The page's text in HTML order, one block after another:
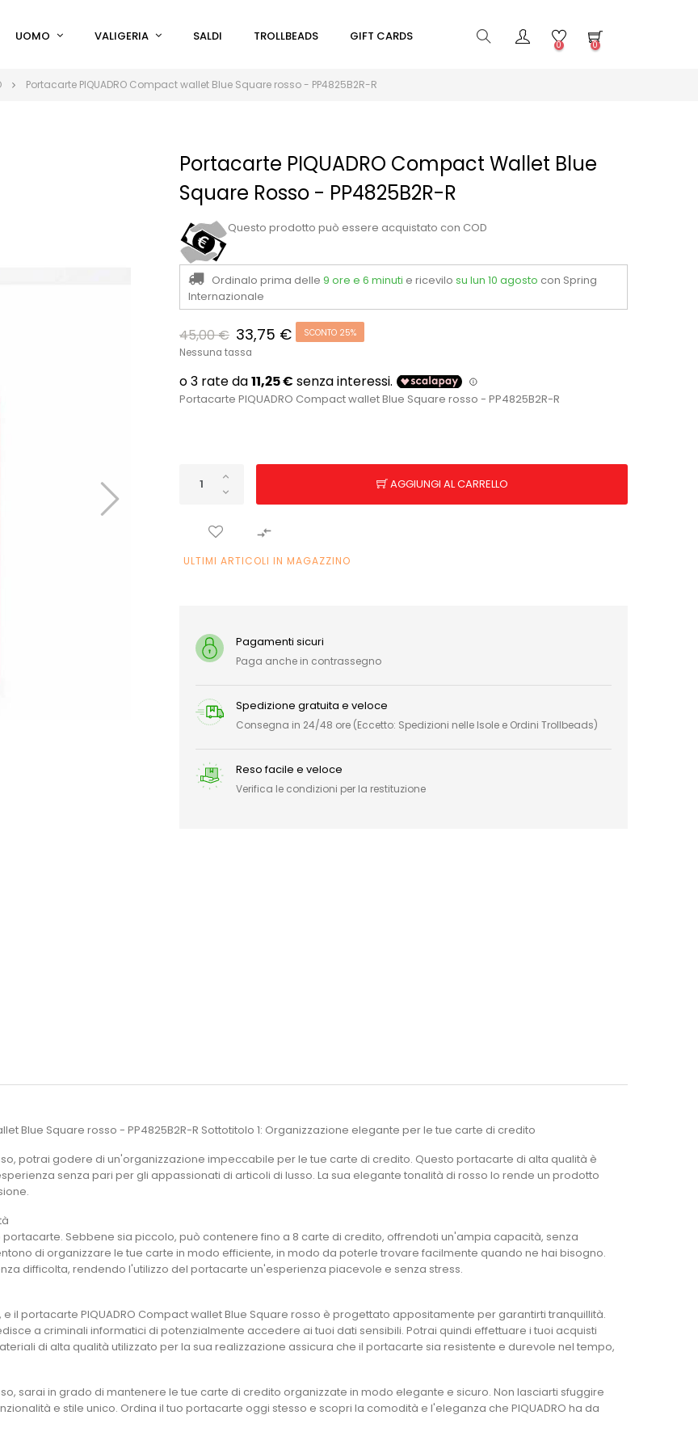
UOMO VALIGERIA SALDI TROLLBEADS GIFT CARDS
0 0
Portacarte PIQUADRO Compact wallet Blue Square rosso - PP4825B2R-R
Portacarte PIQUADRO Compact Wallet Blue
Square Rosso - PP4825B2R-R
Questo prodotto può essere acquistato con COD
Ordinalo prima delle 9 ore e 6 minuti e ricevilo su lun 10 agosto con Spring
Internazionale
45,00 € 33,75 € SCONTO 25%
Nessuna tassa
Portacarte PIQUADRO Compact wallet Blue Square rosso - PP4825B2R-R
AGGIUNGI AL CARRELLO

ULTIMI ARTICOLI IN MAGAZZINO
Pagamenti sicuri
Paga anche in contrassegno
Spedizione gratuita e veloce
Consegna in 24/48 ore (Eccetto: Spedizioni nelle Isole e Ordini Trollbeads)
Reso facile e veloce
Verifica le condizioni per la restituzione
Blue Square rosso - PP4825B2R-R Sottotitolo 1: Organizzazione elegante per le tue carte di credito
potrai godere di un'organizzazione impeccabile per le tue carte di credito. Questo portacarte di alta qualità è
senza pari per gli appassionati di articoli di lusso. La sua elegante tonalità di rosso lo rende un prodotto
Sebbene sia piccolo, può contenere fino a 8 carte di credito, offrendoti un'ampia capacità, senza
di organizzare le tue carte in modo efficiente, in modo da poterle trovare facilmente quando ne hai bisogno.
difficolta, rendendo l'utilizzo del portacarte un'esperienza piacevole e senza stress.
il portacarte PIQUADRO Compact wallet Blue Square rosso è progettato appositamente per garantirti tranquillità.
a criminali informatici di potenzialmente accedere ai tuoi dati sensibili. Potrai quindi effettuare i tuoi acquisti
di alta qualità utilizzato per la sua realizzazione assicura che il portacarte sia resistente e durevole nel tempo,
sarai in grado di mantenere le tue carte di credito organizzate in modo elegante e sicuro. Non lasciarti sfuggire
e stile unico. Ordina il tuo portacarte oggi stesso e scopri la comodità e l'eleganza che PIQUADRO ha da